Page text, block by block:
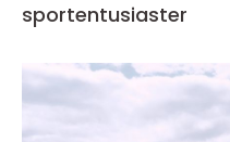
sportentusiaster